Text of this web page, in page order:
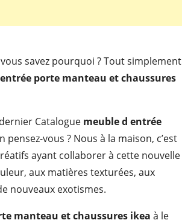
savez pourquoi ? Tout simplement
porte manteau et chaussures
Catalogue meuble d entrée
pensez-vous ? Nous à la maison, c’est
ayant collaborer à cette nouvelle
aux matières texturées, aux
nouveaux exotismes.
manteau et chaussures ikea à le